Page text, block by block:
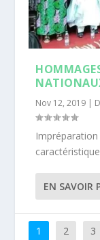
Nov 12, 2019 |
EN SAVOIR
1 2 3